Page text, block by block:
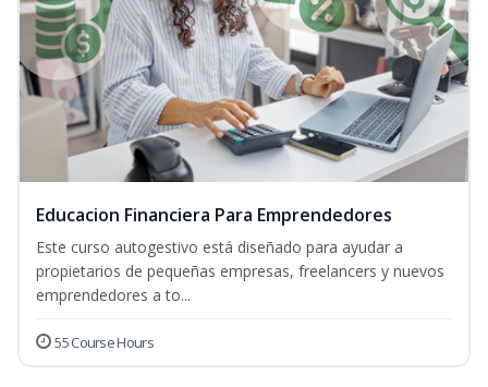
Educacion Financiera Para Emprendedores
Este curso autogestivo está diseñado para ayudar a
propietarios de pequeñas empresas, freelancers y nuevos
emprendedores a to...
55 Course Hours